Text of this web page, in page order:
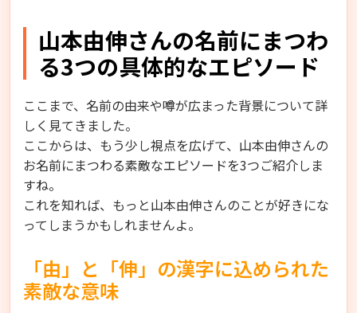
山本由伸さんの名前にまつわ
る3つの具体的なエピソード
ここまで、名前の由来や噂が広まった背景について詳
しく見てきました。
ここからは、もう少し視点を広げて、山本由伸さんの
お名前にまつわる素敵なエピソードを3つご紹介しま
すね。
これを知れば、もっと山本由伸さんのことが好きにな
ってしまうかもしれませんよ。
「由」と「伸」の漢字に込められた
素敵な意味